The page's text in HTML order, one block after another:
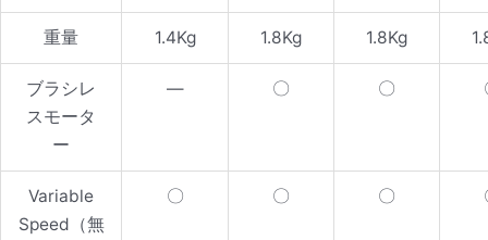
重量 1.4Kg 1.8Kg 1.8Kg
ブラシレ
スモータ
ー
— 〇 〇
Variable
Speed（無
〇 〇 〇